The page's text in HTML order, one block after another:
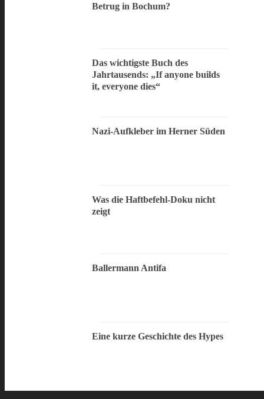
Betrug in Bochum?
Das wichtigste Buch des
Jahrtausends: „If anyone builds
it, everyone dies“
Nazi-Aufkleber im Herner Süden
Was die Haftbefehl-Doku nicht
zeigt
Ballermann Antifa
Eine kurze Geschichte des Hypes